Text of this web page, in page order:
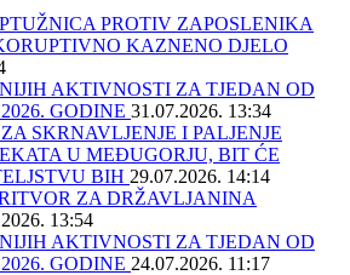
PROTIV ZAPOSLENIKA
KAZNENO DJELO
AKTIVNOSTI ZA TJEDAN OD
GODINE 31.07.2026. 13:34
SKRNAVLJENJE I PALJENJE
U MEĐUGORJU, BIT ĆE
BIH 29.07.2026. 14:14
ZA DRŽAVLJANINA
13:54
AKTIVNOSTI ZA TJEDAN OD
GODINE 24.07.2026. 11:17